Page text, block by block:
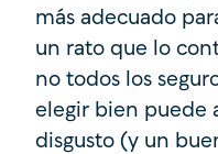
más adecuado
un rato que lo
no todos los
elegir bien puede
disgusto (y un